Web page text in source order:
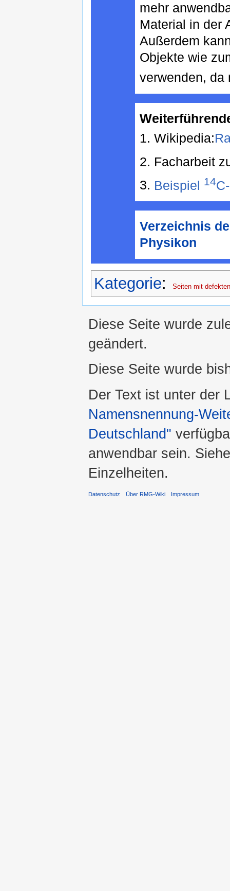
mehr
Material in der
Außerdem
Objekte wie
verwenden,
1. Wikipedia:
2. Facharbeit
3. Beispiel 14
Verzeichnis
Physikon
Kategorie: Seiten mit
Diese Seite wurde
geändert.
Diese Seite wurde
Der Text ist unter der
Namensnennung-
Deutschland"
anwendbar sein.
Einzelheiten.
Datenschutz Über RMG-Wiki Impressum